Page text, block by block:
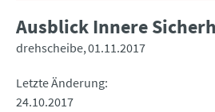
Ausblick Innere
drehscheibe 01.11.2017
Letzte Änderung
24.10.2017